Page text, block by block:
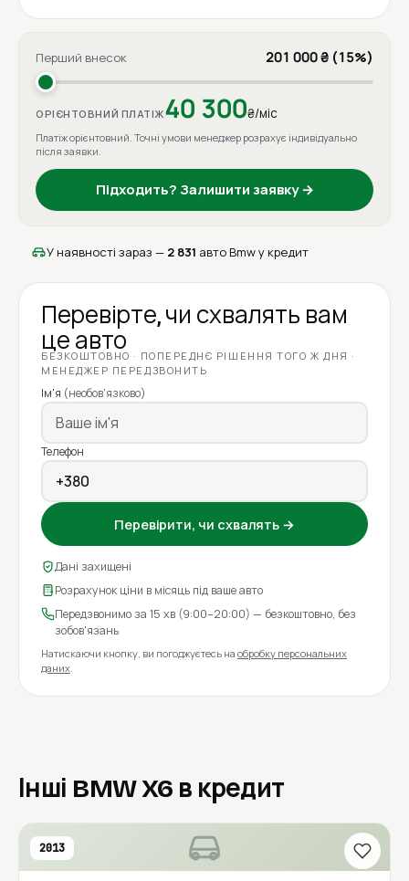
Перший внесок 201 000 ₴ (15%)
ОРІЄНТОВНИЙ ПЛАТІЖ40 300₴/міс
Платіж орієнтовний. Точні умови менеджер розрахує індивідуально
після заявки.
Підходить? Залишити заявку →
У наявності зараз — 2 831 авто Bmw у кредит
Перевірте, чи схвалять вам
це авто
БЕЗКОШТОВНО · ПОПЕРЕДНЄ РІШЕННЯ ТОГО Ж ДНЯ ·
МЕНЕДЖЕР ПЕРЕДЗВОНИТЬ
Ім'я (необов'язково)
Телефон
Перевірити, чи схвалять →
Дані захищені
Розрахунок ціни в місяць під ваше авто
Передзвонимо за 15 хв (9:00–20:00) — безкоштовно, без
зобов'язань
Натискаючи кнопку, ви погоджуєтесь на обробку персональних
даних.
Інші BMW X6 в кредит
2013